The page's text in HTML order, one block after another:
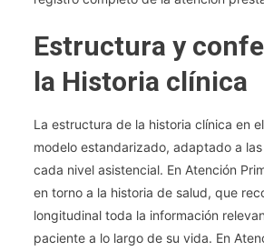
Estructura y
la Historia clínica
La estructura de la historia clínica en
modelo estandarizado, adaptado a
cada nivel asistencial. En Atención
en torno a la historia de salud, que
longitudinal toda la información
paciente a lo largo de su vida. En